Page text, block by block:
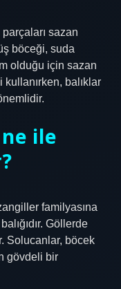
sazan
böceği, suda
olduğu için sazan
kullanırken, balıklar
ne ile
familyasına
Göllerde
Solucanlar, böcek
gövdeli bir